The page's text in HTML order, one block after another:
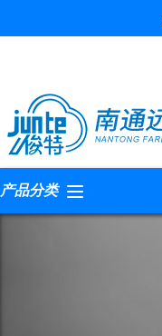
产品分类